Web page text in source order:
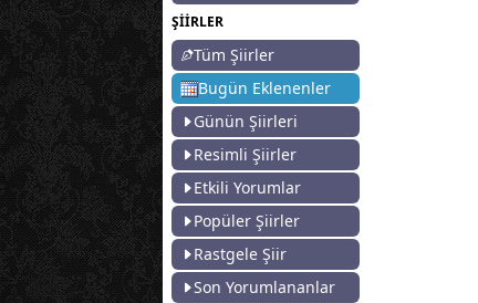
ŞİİRLER
Tüm Şiirler
Bugün Eklenenler
Günün Şiirleri
Resimli Şiirler
Etkili Yorumlar
Popüler Şiirler
Rastgele Şiir
Son Yorumlananlar